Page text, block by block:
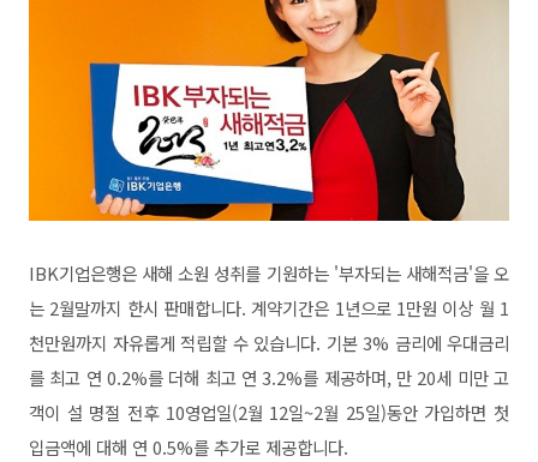
IBK기업은행은 새해 소원 성취를 기원하는 '부자되는 새해적금'을 오
는 2월말까지 한시 판매합니다. 계약기간은 1년으로 1만원 이상 월 1
천만원까지 자유롭게 적립할 수 있습니다. 기본 3% 금리에 우대금리
를 최고 연 0.2%를 더해 최고 연 3.2%를 제공하며, 만 20세 미만 고
객이 설 명절 전후 10영업일(2월 12일~2월 25일)동안 가입하면 첫
입금액에 대해 연 0.5%를 추가로 제공합니다.